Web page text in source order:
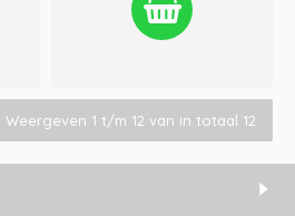
Weergeven 1 t/m 12 van in totaal 12